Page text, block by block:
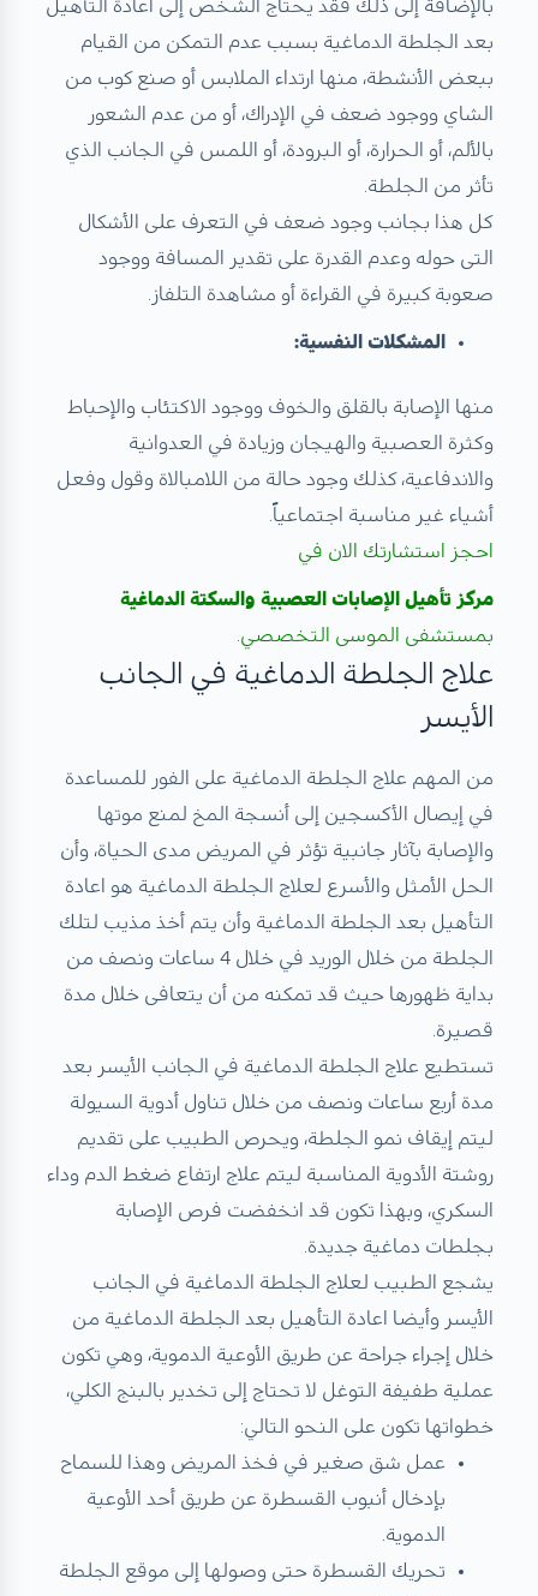
بالإضافة إلى ذلك فقد يحتاج الشخص إلى اعادة التأهيل
بعد الجلطة الدماغية بسبب عدم التمكن من القيام
ببعض الأنشطة، منها ارتداء الملابس أو صنع كوب من
الشاي ووجود ضعف في الإدراك، أو من عدم الشعور
بالألم، أو الحرارة، أو البرودة، أو اللمس في الجانب الذي
تأثر من الجلطة.
كل هذا بجانب وجود ضعف في التعرف على الأشكال
التى حوله وعدم القدرة على تقدير المسافة ووجود
صعوبة كبيرة في القراءة أو مشاهدة التلفاز.
المشكلات النفسية:
منها الإصابة بالقلق والخوف ووجود الاكتئاب والإحباط
وكثرة العصبية والهيجان وزيادة في العدوانية
والاندفاعية، كذلك وجود حالة من اللامبالاة وقول وفعل
أشياء غير مناسبة اجتماعياً.
احجز استشارتك الان في
مركز تأهيل الإصابات العصبية والسكتة الدماغية
بمستشفى الموسى التخصصي.
علاج الجلطة الدماغية في الجانب
الأيسر
من المهم علاج الجلطة الدماغية على الفور للمساعدة
في إيصال الأكسجين إلى أنسجة المخ لمنع موتها
والإصابة بآثار جانبية تؤثر في المريض مدى الحياة، وأن
الحل الأمثل والأسرع لعلاج الجلطة الدماغية هو اعادة
التأهيل بعد الجلطة الدماغية وأن يتم أخذ مذيب لتلك
الجلطة من خلال الوريد في خلال 4 ساعات ونصف من
بداية ظهورها حيث قد تمكنه من أن يتعافى خلال مدة
قصيرة.
تستطيع علاج الجلطة الدماغية في الجانب الأيسر بعد
مدة أربع ساعات ونصف من خلال تناول أدوية السيولة
ليتم إيقاف نمو الجلطة، ويحرص الطبيب على تقديم
روشتة الأدوية المناسبة ليتم علاج ارتفاع ضغط الدم وداء
السكري، وبهذا تكون قد انخفضت فرص الإصابة
بجلطات دماغية جديدة.
يشجع الطبيب لعلاج الجلطة الدماغية في الجانب
الأيسر وأيضا اعادة التأهيل بعد الجلطة الدماغية من
خلال إجراء جراحة عن طريق الأوعية الدموية، وهي تكون
عملية طفيفة التوغل لا تحتاج إلى تخدير بالبنج الكلي،
خطواتها تكون على النحو التالي:
عمل شق صغير في فخذ المريض وهذا للسماح
بإدخال أنبوب القسطرة عن طريق أحد الأوعية
الدموية.
تحريك القسطرة حتى وصولها إلى موقع الجلطة